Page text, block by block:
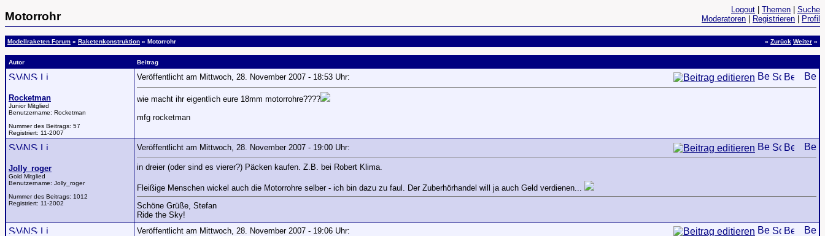
Motorrohr
Logout Themen
Suche
Moderatoren
Registrieren Profil
Modellraketen Forum » Raketenkonstruktion » Motorrohr « Zurück Weiter »
Autor Beitrag
Rocketman
Junior Mitglied
Benutzername: Rocketman
Nummer des Beitrags: 57
Registriert: 11-2007
Veröffentlicht am Mittwoch, 28. November 2007 - 18:53 Uhr:
wie macht ihr eigentlich eure 18mm motorrohre????
mfg rocketman
Jolly_roger
Gold Mitglied
Benutzername: Jolly_roger
Nummer des Beitrags: 1012
Registriert: 11-2002
Veröffentlicht am Mittwoch, 28. November 2007 - 19:00 Uhr:
in dreier (oder sind es vierer?) Päcken kaufen. Z.B. bei Robert Klima.
Fleißige Menschen wickel auch die Motorrohre selber - ich bin dazu zu faul. Der Zuberhörhandel will ja auch Geld verdienen...
Schöne Grüße, Stefan
Ride the Sky!
Veröffentlicht am Mittwoch, 28. November 2007 - 19:06 Uhr: